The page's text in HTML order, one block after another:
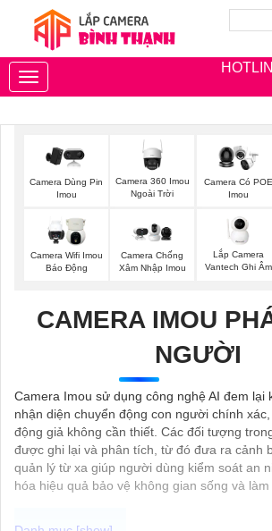
Toggle
navigation
Camera Dùng Pin
Imou
Camera 360 Imou
Ngoài Trời
Camera Có POE
Imou
Camera Wifi Imou
Báo Động
Camera Chống
Xâm Nhập Imou
Lắp Camera
Vantech Ghi Âm
CAMERA IMOU
NGƯỜI
Camera Imou sử dụng công nghệ AI đem lại
nhận diện chuyển động con người chính
động giả không cần thiết. Các đối tượng
được ghi lại và phân tích, từ đó đưa ra cảnh
quản lý từ xa giúp người dùng kiểm soát an
hóa hiệu quả bảo vệ không gian sống và làm